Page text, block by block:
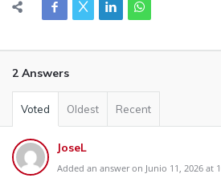
2 Answers
Voted Oldest Recent
JoseL
Added an answer on Junio 11, 2026 at